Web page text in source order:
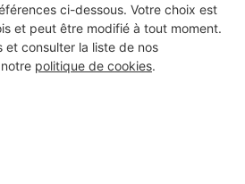
ci-dessous. Votre choix est
et peut être modifié à tout moment.
et consulter la liste de nos
politique de cookies.